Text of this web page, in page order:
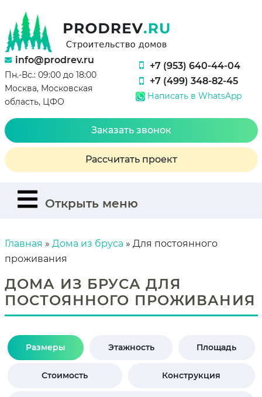
info@prodrev.ru
Пн.-Вс.: 09:00 до 18:00
Москва, Московская
область, ЦФО
+7 (953) 640-44-04
+7 (499) 348-82-45
Написать в WhatsApp
Заказать звонок
Рассчитать проект
Открыть меню
Главная » Дома из бруса » Для постоянного
проживания
ДОМА ИЗ БРУСА ДЛЯ
ПОСТОЯННОГО ПРОЖИВАНИЯ
Размеры Этажность Площадь
Стоимость Конструкция